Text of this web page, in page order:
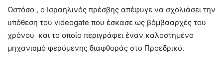
Ωστόσο , ο Ισραηλινός πρέσβης απέφυγε να σχολιάσει την
υπόθεση του videogate που έσκασε ως βόμβααρχές του
χρόνου και το οποίο περιγράφει έναν καλοστημένο
μηχανισμό φερόμενης διαφθοράς στο Προεδρικό.